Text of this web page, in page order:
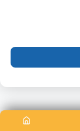
©2026 -